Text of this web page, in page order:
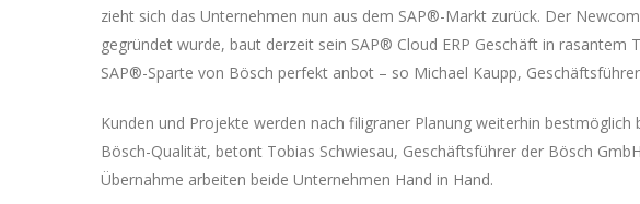
zieht sich das Unternehmen nun aus dem SAP®-Markt zurück. Der
gegründet wurde, baut derzeit sein SAP® Cloud ERP Geschäft in
SAP®-Sparte von Bösch perfekt anbot – so Michael Kaupp,
Kunden und Projekte werden nach filigraner Planung weiterhin
Bösch-Qualität, betont Tobias Schwiesau, Geschäftsführer der Bösch
Übernahme arbeiten beide Unternehmen Hand in Hand.